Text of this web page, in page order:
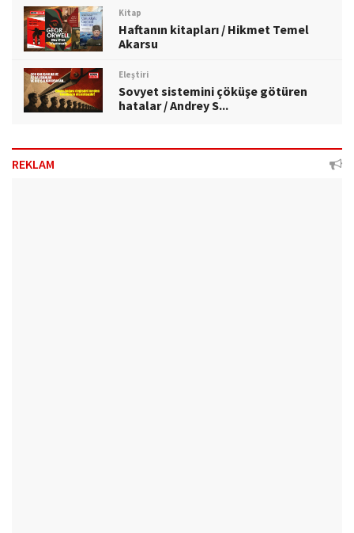
Kitap
Haftanın kitapları / Hikmet Temel
Akarsu
Eleştiri
Sovyet sistemini çöküşe götüren
hatalar / Andrey S...
REKLAM